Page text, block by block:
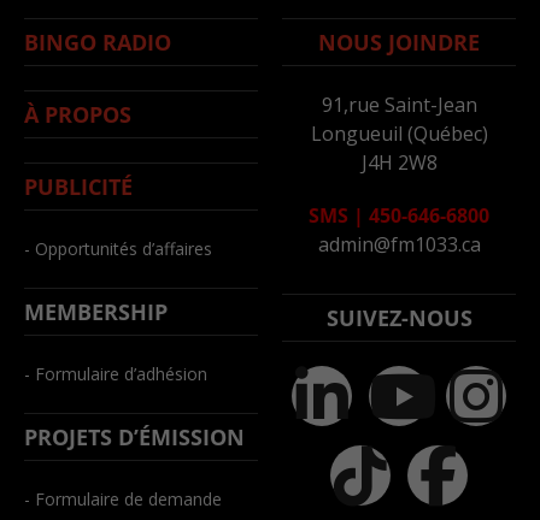
BINGO RADIO
À PROPOS
PUBLICITÉ
- Opportunités d’affaires
MEMBERSHIP
- Formulaire d’adhésion
PROJETS D’ÉMISSION
- Formulaire de demande
NOUS JOINDRE
91,rue Saint-Jean
Longueuil (Québec)
J4H 2W8
SMS | 450-646-6800
admin@fm1033.ca
SUIVEZ-NOUS